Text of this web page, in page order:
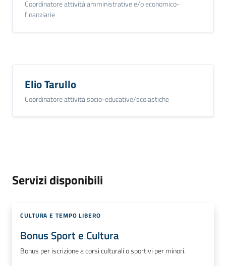
Coordinatore attività amministrative e/o economico-
finanziarie
Elio Tarullo
Coordinatore attività socio-educative/scolastiche
Servizi disponibili
CULTURA E TEMPO LIBERO
Bonus Sport e Cultura
Bonus per iscrizione a corsi culturali o sportivi per minori.